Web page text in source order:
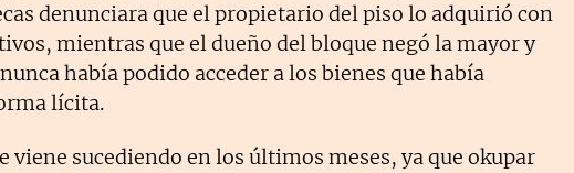
denunciara que el propietario del piso lo adquirió con
mientras que el dueño del bloque negó la mayor y
había podido acceder a los bienes que había
lícita.
viene sucediendo en los últimos meses, ya que okupar